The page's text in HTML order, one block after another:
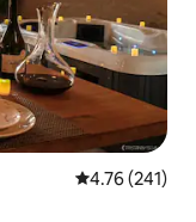
レビュー241
4.76 (241)